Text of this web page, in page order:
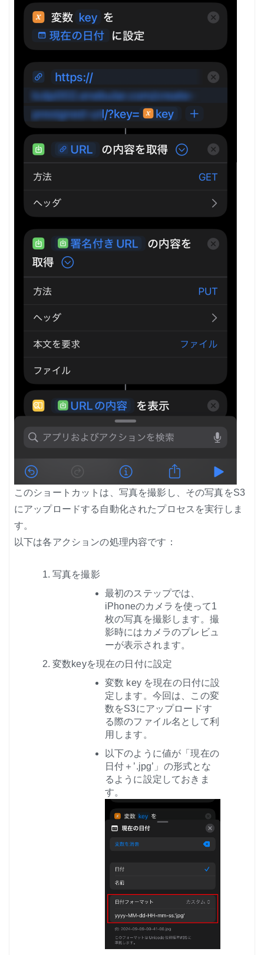
このショートカットは、写真を撮影し、その写真をS3
にアップロードする自動化されたプロセスを実行しま
す。
以下は各アクションの処理内容です：
写真を撮影
最初のステップでは、
iPhoneのカメラを使って1
枚の写真を撮影します。撮
影時にはカメラのプレビュ
ーが表示されます。
変数keyを現在の日付に設定
変数 key を現在の日付に設
定します。今回は、この変
数をS3にアップロードす
る際のファイル名として利
用します。
以下のように値が「現在の
日付＋’.jpg’」の形式とな
るように設定しておきま
す。